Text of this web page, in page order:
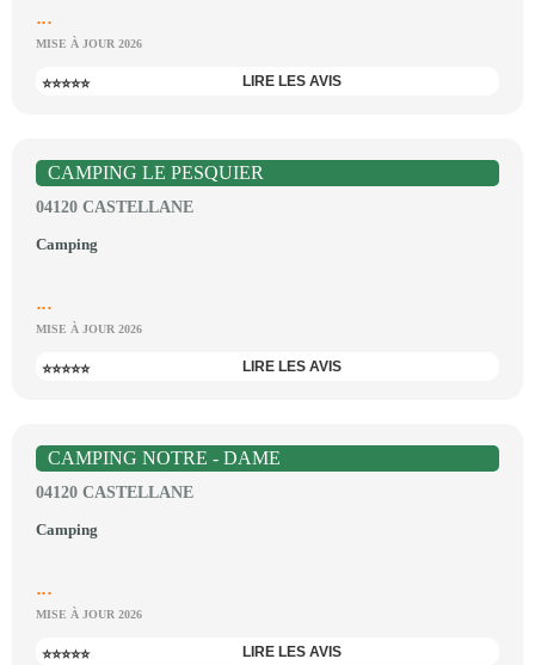
...
MISE À JOUR 2026
⭐⭐⭐⭐⭐ LIRE LES AVIS
CAMPING LE PESQUIER
04120 CASTELLANE
Camping
...
MISE À JOUR 2026
⭐⭐⭐⭐⭐ LIRE LES AVIS
CAMPING NOTRE - DAME
04120 CASTELLANE
Camping
...
MISE À JOUR 2026
⭐⭐⭐⭐⭐ LIRE LES AVIS